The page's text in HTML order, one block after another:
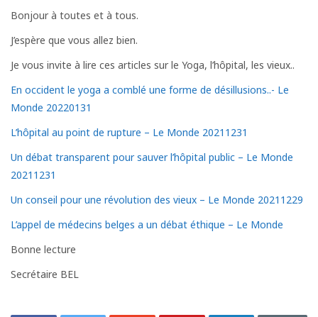
Bonjour à toutes et à tous.
J’espère que vous allez bien.
Je vous invite à lire ces articles sur le Yoga, l’hôpital, les vieux..
En occident le yoga a comblé une forme de désillusions..- Le
Monde 20220131
L’hôpital au point de rupture – Le Monde 20211231
Un débat transparent pour sauver l’hôpital public – Le Monde
20211231
Un conseil pour une révolution des vieux – Le Monde 20211229
L’appel de médecins belges a un débat éthique – Le Monde
Bonne lecture
Secrétaire BEL